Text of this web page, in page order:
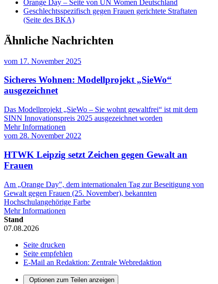
Orange Day – Seite von UN Women Deutschland
Geschlechtsspezifisch gegen Frauen gerichtete Straftaten
(Seite des BKA)
Ähnliche Nachrichten
vom 17. November 2025
Sicheres Wohnen: Modellprojekt „SieWo“
ausgezeichnet
Das Modellprojekt „SieWo – Sie wohnt gewaltfrei“ ist mit dem
SINN Innovationspreis 2025 ausgezeichnet worden
Mehr Informationen
vom 28. November 2022
HTWK Leipzig setzt Zeichen gegen Gewalt an
Frauen
Am „Orange Day", dem internationalen Tag zur Beseitigung von
Gewalt gegen Frauen (25. November), bekannten
Hochschulangehörige Farbe
Mehr Informationen
Stand
07.08.2026
Seite drucken
Seite empfehlen
E-Mail an Redaktion: Zentrale Webredaktion
Optionen zum Teilen anzeigen